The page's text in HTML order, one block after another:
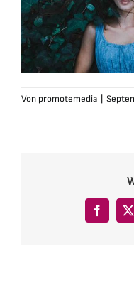
Von promotemedia
Facebook
X